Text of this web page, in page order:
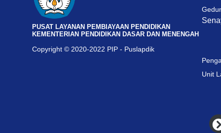
PUSAT LAYANAN PEMBIAYAAN PENDIDIKAN
KEMENTERIAN PENDIDIKAN DASAR DAN MENENGAH
Copyright © 2020-2022 PIP - Puslapdik
Unit